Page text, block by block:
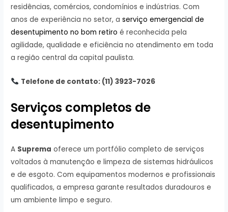
residências, comércios, condomínios e indústrias. Com
anos de experiência no setor, aserviço emergencial de
desentupimento no bom retiro é reconhecida pela
agilidade, qualidade e eficiência no atendimento em toda
a região central da capital paulista.
Telefone de contato: (11) 3923-7026
Serviços completos de
desentupimento
A Suprema oferece um portfólio completo de serviços
voltados à manutenção e limpeza de sistemas hidráulicos
e de esgoto. Com equipamentos modernos e profissionais
qualificados, a empresa garante resultados duradouros e
um ambiente limpo e seguro.